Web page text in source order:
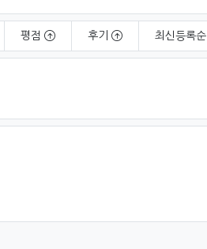
평점 후기 최신등록순